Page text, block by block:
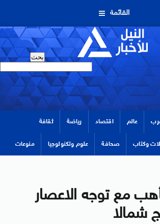
القائمة
عالم اقتصاد رياضة ثقافة
وكتاب صحافة علوم وتكنولوجيا منوعات
مع توجه الاعصار
شمالا